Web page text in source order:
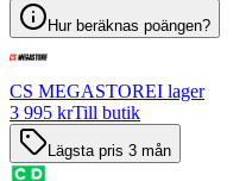
Hur beräknas poängen?
CS MEGASTOREI lager
3 995 krTill butik
Lägsta pris 3 mån